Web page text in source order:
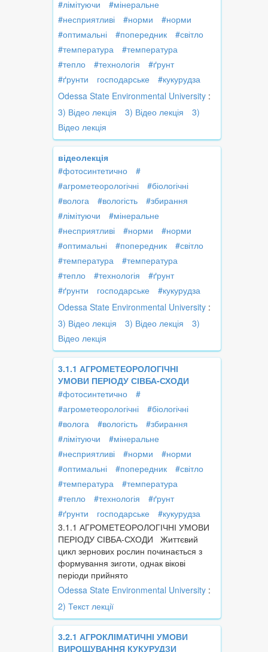
#лімітуючи
#мінеральне
#несприятливі
#норми
#норми
#оптимальні
#попередник
#світло
#температура
#температура
#тепло
#технологія
#ґрунт
#ґрунти
господарське
#кукурудза
Odessa State Environmental University :
3) Відео лекція
3) Відео лекція
3)
Відео лекція
відеолекція
#фотосинтетично
#
#агрометеорологічні
#біологічні
#волога
#вологість
#збирання
#лімітуючи
#мінеральне
#несприятливі
#норми
#норми
#оптимальні
#попередник
#світло
#температура
#температура
#тепло
#технологія
#ґрунт
#ґрунти
господарське
#кукурудза
Odessa State Environmental University :
3) Відео лекція
3) Відео лекція
3)
Відео лекція
3.1.1 АГРОМЕТЕОРОЛОГІЧНІ
УМОВИ ПЕРІОДУ СІВБА-СХОДИ
#фотосинтетично
#
#агрометеорологічні
#біологічні
#волога
#вологість
#збирання
#лімітуючи
#мінеральне
#несприятливі
#норми
#норми
#оптимальні
#попередник
#світло
#температура
#температура
#тепло
#технологія
#ґрунт
#ґрунти
господарське
#кукурудза
3.1.1 АГРОМЕТЕОРОЛОГІЧНІ УМОВИ
ПЕРІОДУ СІВБА-СХОДИ Життєвий
цикл зернових рослин починається з
формування зиготи, однак вікові
періоди прийнято
Odessa State Environmental University :
2) Текст лекції
3.2.1 АГРОКЛІМАТИЧНІ УМОВИ
ВИРОЩУВАННЯ КУКУРУДЗИ